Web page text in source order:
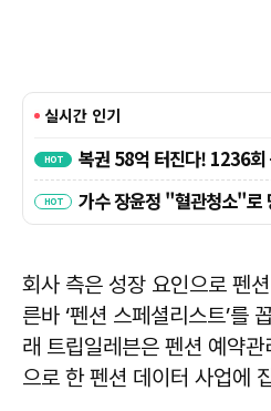
회사 측은 성장 요인으로 펜
른바 ‘펜션 스페셜리스트’를
래 트립일레븐은 펜션 예약
으로 한 펜션 데이터 사업에